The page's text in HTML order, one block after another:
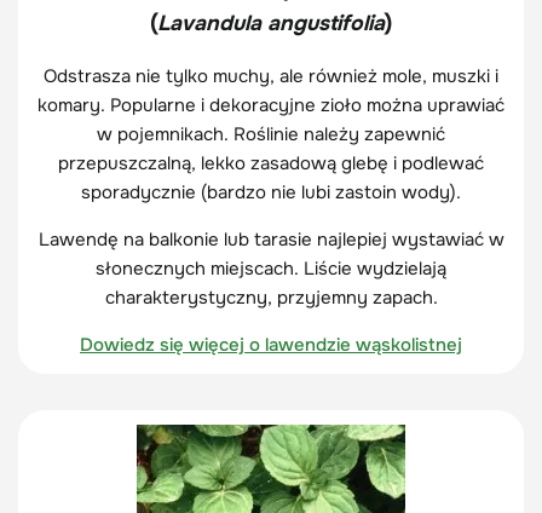
(Lavandula angustifolia)
Odstrasza nie tylko muchy, ale również mole, muszki i
komary. Popularne i dekoracyjne zioło można uprawiać
w pojemnikach. Roślinie należy zapewnić
przepuszczalną, lekko zasadową glebę i podlewać
sporadycznie (bardzo nie lubi zastoin wody).
Lawendę na balkonie lub tarasie najlepiej wystawiać w
słonecznych miejscach. Liście wydzielają
charakterystyczny, przyjemny zapach.
Dowiedz się więcej o lawendzie wąskolistnej